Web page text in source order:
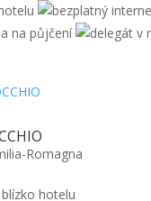
Romagna